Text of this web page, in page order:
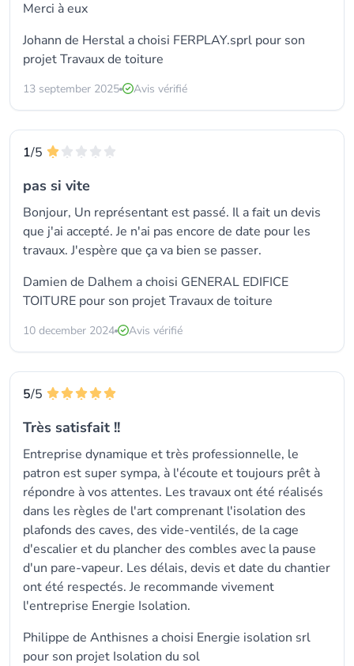
Merci à eux
Johann de Herstal a choisi FERPLAY.sprl pour son
projet Travaux de toiture
13 september 2025 Avis vérifié
1/5
pas si vite
Bonjour, Un représentant est passé. Il a fait un devis
que j'ai accepté. Je n'ai pas encore de date pour les
travaux. J'espère que ça va bien se passer.
Damien de Dalhem a choisi GENERAL EDIFICE
TOITURE pour son projet Travaux de toiture
10 december 2024 Avis vérifié
5/5
Très satisfait !!
Entreprise dynamique et très professionnelle, le
patron est super sympa, à l'écoute et toujours prêt à
répondre à vos attentes. Les travaux ont été réalisés
dans les règles de l'art comprenant l'isolation des
plafonds des caves, des vide-ventilés, de la cage
d'escalier et du plancher des combles avec la pause
d'un pare-vapeur. Les délais, devis et date du chantier
ont été respectés. Je recommande vivement
l'entreprise Energie Isolation.
Philippe de Anthisnes a choisi Energie isolation srl
pour son projet Isolation du sol